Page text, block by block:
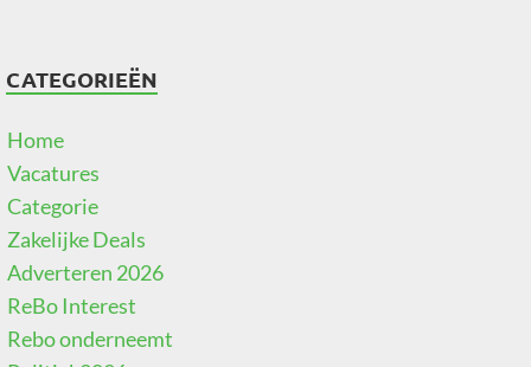
CATEGORIEËN
Home
Vacatures
Categorie
Zakelijke Deals
Adverteren 2026
ReBo Interest
Rebo onderneemt